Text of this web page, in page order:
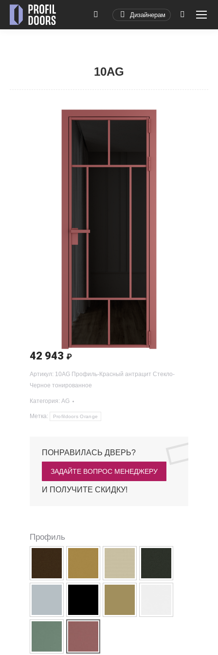
Дизайнерам Поиск:
10AG
42 943 ₽
Артикул: 10AG Профиль-Красный антрацит Стекло-
Черное тонированное
Категория: AG
Метка: Profildoors Orange
ПОНРАВИЛАСЬ ДВЕРЬ?
ЗАДАЙТЕ ВОПРОС МЕНЕДЖЕРУ
И ПОЛУЧИТЕ СКИДКУ!
Профиль